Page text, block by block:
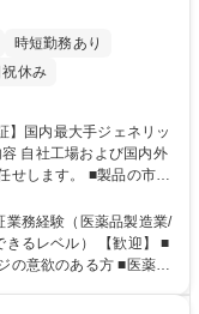
時短勤務あり
休み
■製品の市場
・台湾・インド・東南
事項に関する是正措置
に及ぶ幅広い製品群に
な製造所QAへのキャ
業務経験（医薬品製造業/
） 【歓迎】 ■
の意欲のある方 ■医薬品